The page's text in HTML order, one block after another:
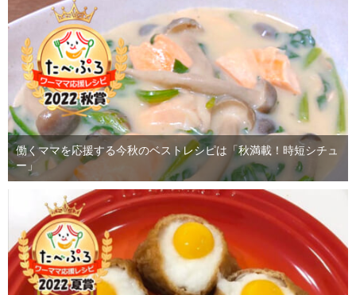
働くママを応援する今秋のベストレシピは「秋満載！時短シチュ
ー」